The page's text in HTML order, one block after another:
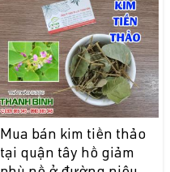
Mua bán kim tiền thảo
tại quận tây hồ giảm